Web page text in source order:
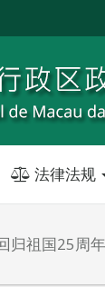
法律法规
祖国25周